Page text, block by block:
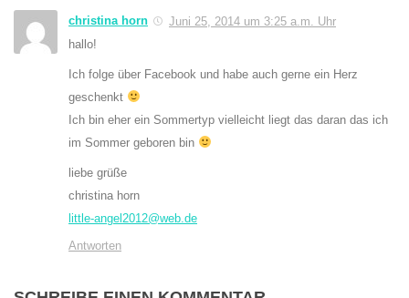
christina horn
Juni 25, 2014 um 3:25 a.m. Uhr
hallo!
Ich folge über Facebook und habe auch gerne ein Herz
geschenkt
Ich bin eher ein Sommertyp vielleicht liegt das daran das ich
im Sommer geboren bin
liebe grüße
christina horn
little-angel2012@web.de
Antworten